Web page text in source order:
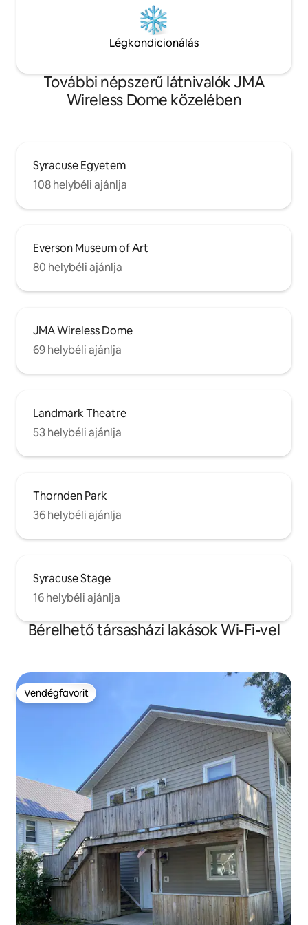
Légkondicionálás
További népszerű látnivalók JMA
Wireless Dome közelében
Syracuse Egyetem
108 helybéli ajánlja
Everson Museum of Art
80 helybéli ajánlja
JMA Wireless Dome
69 helybéli ajánlja
Landmark Theatre
53 helybéli ajánlja
Thornden Park
36 helybéli ajánlja
Syracuse Stage
16 helybéli ajánlja
Bérelhető társasházi lakások Wi-Fi-vel
Vendégfavorit
Vendégfavorit